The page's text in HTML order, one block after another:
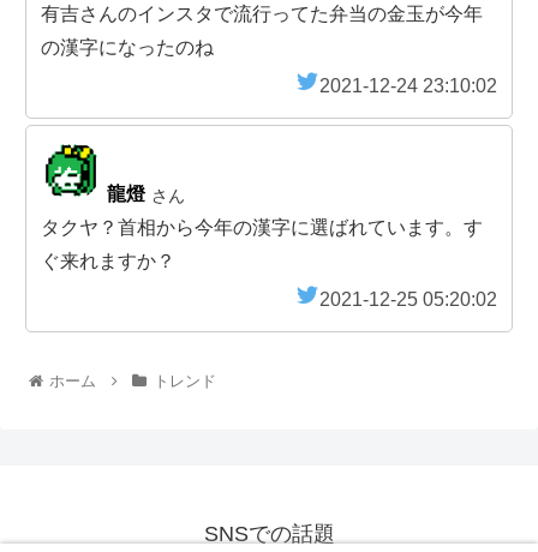
有吉さんのインスタで流行ってた弁当の金玉が今年
の漢字になったのね
2021-12-24 23:10:02
龍燈 さん
タクヤ？首相から今年の漢字に選ばれています。す
ぐ来れますか？
2021-12-25 05:20:02
ホーム トレンド
SNSでの話題